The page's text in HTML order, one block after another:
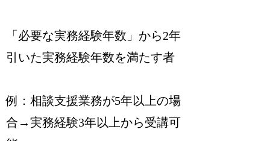
「必要な実務経験年数」から2年
引いた実務経験年数を満たす者
例：相談支援業務が5年以上の場
合→実務経験3年以上から受講可